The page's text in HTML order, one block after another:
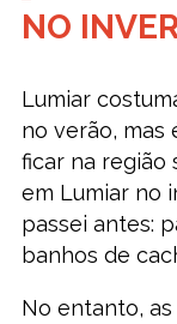
NO
Lumiar
no verão, mas
ficar na região
em Lumiar no
passei antes:
banhos de
No entanto,